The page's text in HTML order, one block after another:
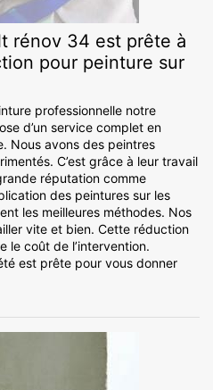
rénov 34 est prête à
pour peinture sur
professionnelle notre
d’un service complet en
Nous avons des peintres
C’est grâce à leur travail
réputation comme
des peintures sur les
les meilleures méthodes. Nos
vite et bien. Cette réduction
le coût de l’intervention.
est prête pour vous donner